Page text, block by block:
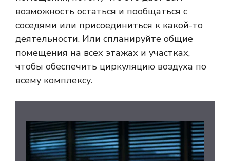
возможность остаться и пообщаться с
соседями или присоединиться к какой-то
деятельности. Или спланируйте общие
помещения на всех этажах и участках,
чтобы обеспечить циркуляцию воздуха по
всему комплексу.